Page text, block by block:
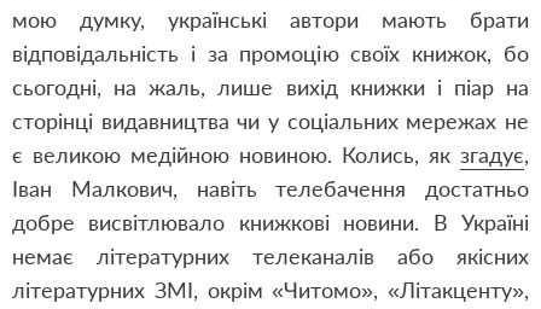
мою думку, українські автори мають брати
відповідальність і за промоцію своїх книжок, бо
сьогодні, на жаль, лише вихід книжки і піар на
сторінці видавництва чи у соціальних мережах не
є великою медійною новиною. Колись, як згадує,
Іван Малкович, навіть телебачення достатньо
добре висвітлювало книжкові новини. В Україні
немає літературних телеканалів або якісних
літературних ЗМІ, окрім «Читомо», «Літакценту»,